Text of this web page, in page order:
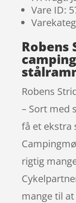
Vare ID:
Robens
Robens
– Sort med
få et ekstra
rigtig
mange til